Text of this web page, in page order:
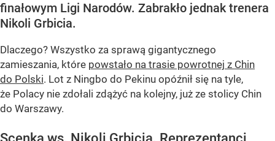
finałowym Ligi Narodów. Zabrakło jednak trenera
Nikoli Grbicia.
Dlaczego? Wszystko za sprawą gigantycznego
zamieszania, które powstało na trasie powrotnej z Chin
do Polski. Lot z Ningbo do Pekinu opóźnił się na tyle,
że Polacy nie zdołali zdążyć na kolejny, już ze stolicy Chin
do Warszawy.